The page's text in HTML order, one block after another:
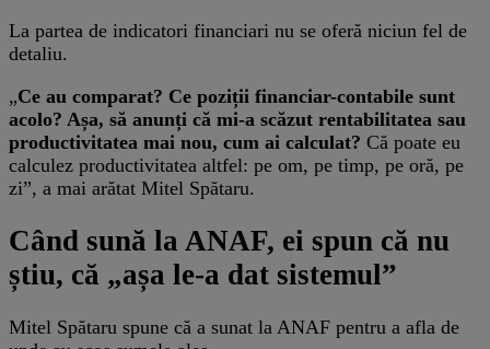
La partea de indicatori financiari nu se oferă niciun fel de
detaliu.
„Ce au comparat? Ce poziții financiar-contabile sunt
acolo? Așa, să anunți că mi-a scăzut rentabilitatea sau
productivitatea mai nou, cum ai calculat? Că poate eu
calculez productivitatea altfel: pe om, pe timp, pe oră, pe
zi”, a mai arătat Mitel Spătaru.
Când sună la ANAF, ei spun că nu
știu, că „așa le-a dat sistemul”
Mitel Spătaru spune că a sunat la ANAF pentru a afla de